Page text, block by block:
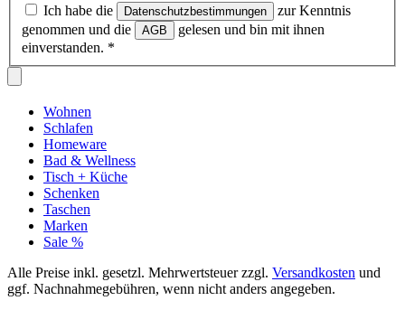
Ich habe die Datenschutzbestimmungen
zur Kenntnis
genommen und die
AGB
gelesen und bin mit ihnen
einverstanden. *
Wohnen
Schlafen
Homeware
Bad & Wellness
Tisch + Küche
Schenken
Taschen
Marken
Sale %
Alle Preise inkl. gesetzl. Mehrwertsteuer zzgl. Versandkosten und
ggf. Nachnahmegebühren, wenn nicht anders angegeben.